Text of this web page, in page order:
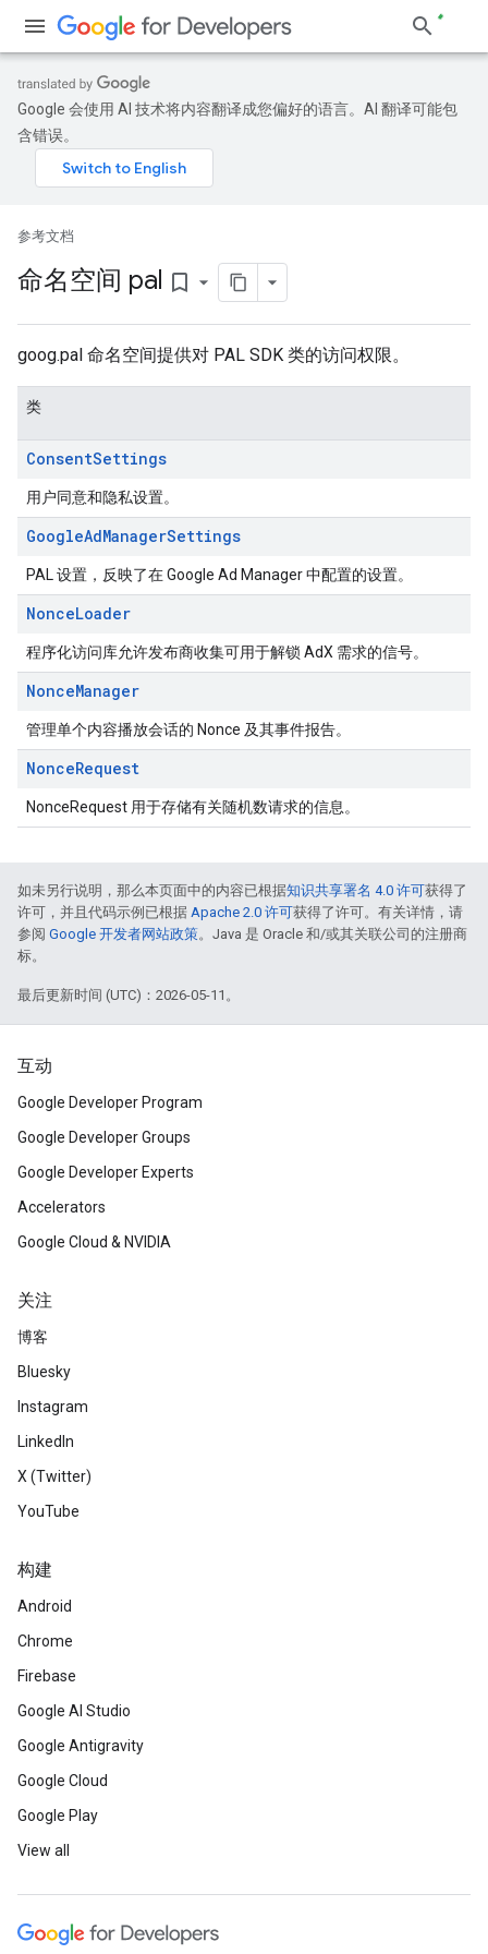
Google 会使用 AI 技术将内容翻译成您偏好的语言。AI 翻译可能包
含错误。
参考文档
命名空间 pal bookmark_border
goog.pal 命名空间提供对 PAL SDK 类的访问权限。
类
ConsentSettings
用户同意和隐私设置。
GoogleAdManagerSettings
PAL 设置，反映了在 Google Ad Manager 中配置的设置。
NonceLoader
程序化访问库允许发布商收集可用于解锁 AdX 需求的信号。
NonceManager
管理单个内容播放会话的 Nonce 及其事件报告。
NonceRequest
NonceRequest 用于存储有关随机数请求的信息。
如未另行说明，那么本页面中的内容已根据知识共享署名 4.0 许可获得了
许可，并且代码示例已根据 Apache 2.0 许可获得了许可。有关详情，请
参阅 Google 开发者网站政策。Java 是 Oracle 和/或其关联公司的注册商
标。
最后更新时间 (UTC)：2026-05-11。
互动
Google Developer Program
Google Developer Groups
Google Developer Experts
Accelerators
Google Cloud & NVIDIA
关注
博客
Bluesky
Instagram
LinkedIn
X (Twitter)
YouTube
构建
Android
Chrome
Firebase
Google AI Studio
Google Antigravity
Google Cloud
Google Play
View all